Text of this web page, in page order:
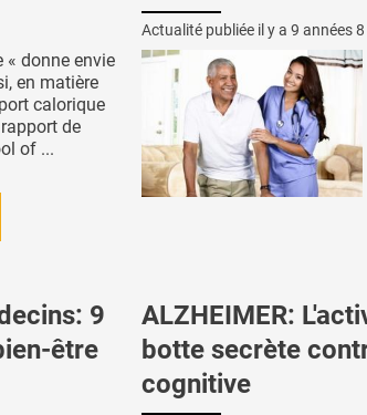
« donne envie
en matière
calorique
de
of ...
Actualité publiée il y a 9 années
9
être
ALZHEIMER:
botte secrète
cognitive